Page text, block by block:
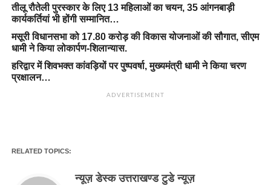
तीलू रौतेली पुरस्कार के लिए 13 महिलाओं का चयन, 35 आंगनबाड़ी
कार्यकर्तियां भी होंगी सम्मानित…
मसूरी विधानसभा को 17.80 करोड़ की विकास योजनाओं की सौगात, सीएम
धामी ने किया लोकार्पण-शिलान्यास.
हरिद्वार में शिवभक्त कांवड़ियों पर पुष्पवर्षा, मुख्यमंत्री धामी ने किया चरण
प्रक्षालन…
ADVERTISEMENT
RELATED TOPICS:
न्यूज़ डेस्क उत्तराखण्ड टुडे न्यूज़